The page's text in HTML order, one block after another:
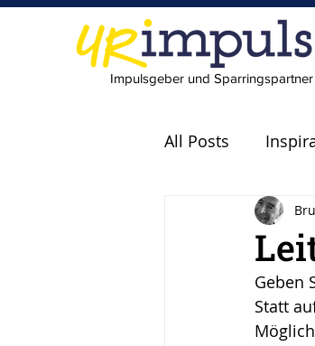
Impulsgeber und Sparringspartner
All Posts
Experten
scheiternGeben
Statt